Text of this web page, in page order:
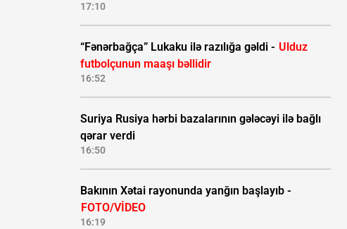
17:10
“Fənərbağça” Lukaku ilə razılığa gəldi - Ulduz
futbolçunun maaşı bəllidir
16:52
Suriya Rusiya hərbi bazalarının gələcəyi ilə bağlı
qərar verdi
16:50
Bakının Xətai rayonunda yanğın başlayıb -
FOTO/VİDEO
16:19